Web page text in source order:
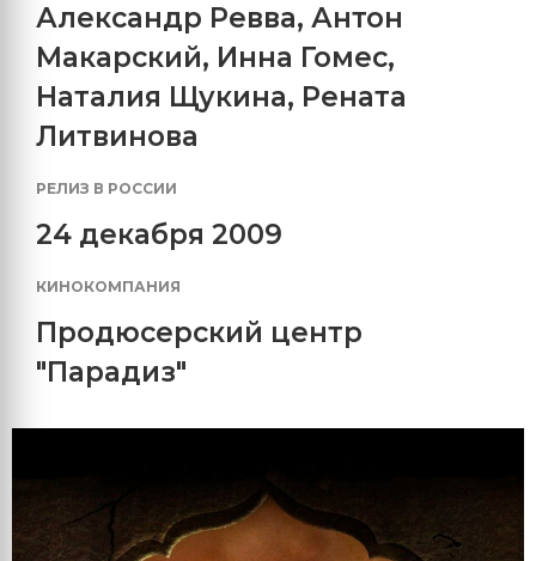
Александр Ревва, Антон
Макарский, Инна Гомес,
Наталия Щукина, Рената
Литвинова
РЕЛИЗ В РОССИИ
24 декабря 2009
КИНОКОМПАНИЯ
Продюсерский центр
"Парадиз"